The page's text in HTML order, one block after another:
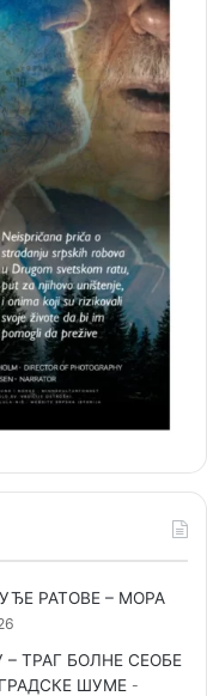
РАТОВЕ – МОРА
– ТРАГ БОЛНЕ СЕОБЕ
ШУМЕ